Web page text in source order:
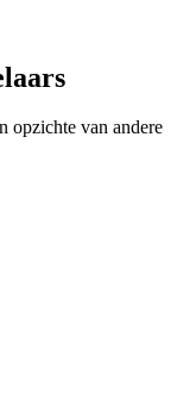
opzichte van andere